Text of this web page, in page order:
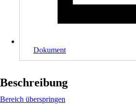
Dokument
Beschreibung
Bereich überspringen